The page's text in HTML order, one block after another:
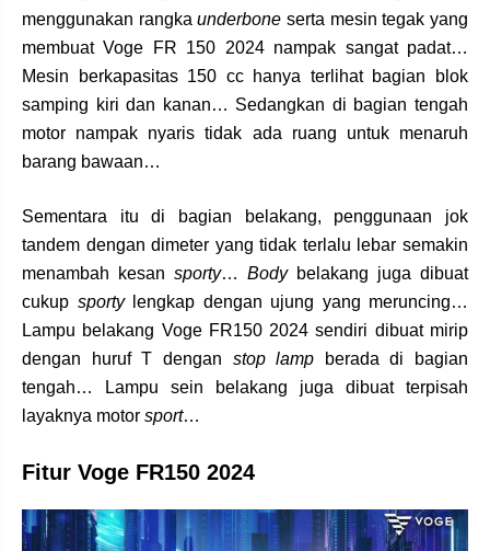
menggunakan rangkaunderbone serta mesin tegak yang
membuat Voge FR 150 2024 nampak sangat padat…
Mesin berkapasitas 150 cc hanya terlihat bagian blok
samping kiri dan kanan… Sedangkan di bagian tengah
motor nampak nyaris tidak ada ruang untuk menaruh
barang bawaan…
Sementara itu di bagian belakang, penggunaan jok
tandem dengan dimeter yang tidak terlalu lebar semakin
menambah kesan sporty… Bodybelakang juga dibuat
cukup sportylengkap dengan ujung yang meruncing…
Lampu belakang Voge FR150 2024 sendiri dibuat mirip
dengan huruf T dengan stop lamp berada di bagian
tengah… Lampu sein belakang juga dibuat terpisah
layaknya motor sport…
Fitur Voge FR150 2024